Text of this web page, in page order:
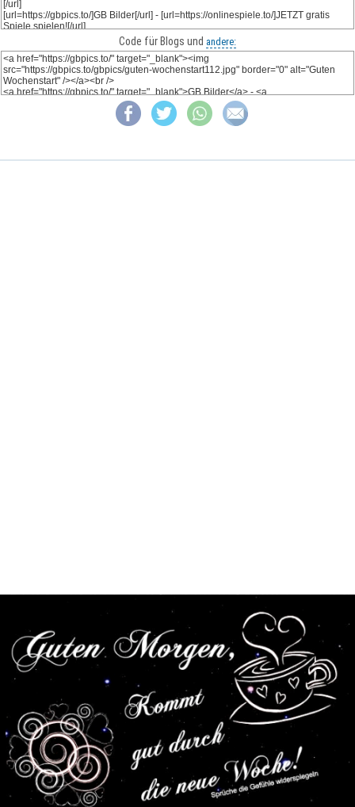
Code für Blogs und andere: